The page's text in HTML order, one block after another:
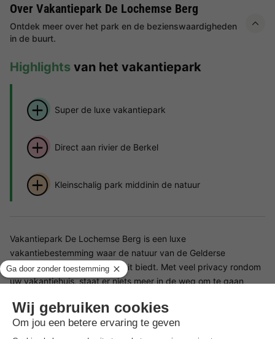
Over Vakantiepark De Lochemse Berg
Ontdek meer over het park en de bezienswaardigheden
in de buurt.
Highlights van het vakantiepark
Super de luxe vakantiepark
Direct aan rivier de Berkel
Kleinschalig park middinin de natuur
Vakantiepark De Lochemse Berg is een luxe
vakantiebestemming waar de natuur van de Gelderse
Achterhoek u rust en sereniteit biedt. Met veel privacy rondom
uw vakantiehuis, staat er niets meer in de weg om te gaan
Faciliteiten Vakantiepark De Lochemse Berg